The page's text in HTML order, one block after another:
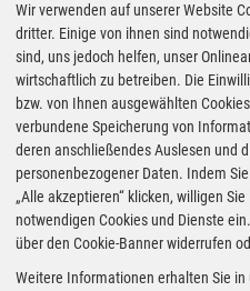
Seitenschweller, Heckdiffusor,
Komplettradsatz Anniversary
ZR23, Tieferlegungssatz,
und Fußstütze in schwarz
Tieferlegung um 35 mm auf.
www.hamann-motorsport.com
Wir verwenden auf unserer Website
dritter. Einige von ihnen sind
sind, uns jedoch helfen, unser
wirtschaftlich zu betreiben. Die
bzw. von Ihnen ausgewählten
verbundene Speicherung von
deren anschließendes Auslesen und
personenbezogener Daten. Indem
„Alle akzeptieren“ klicken, willigen
notwendigen Cookies und Dienste
über den Cookie-Banner widerrufen
Weitere Informationen erhalten Sie in